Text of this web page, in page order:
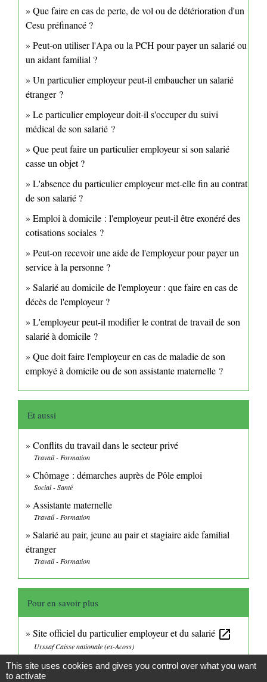
Que faire en cas de perte, de vol ou de détérioration d'un
Cesu préfinancé ?
Peut-on utiliser l'Apa ou la PCH pour payer un salarié ou
un aidant familial ?
Un particulier employeur peut-il embaucher un salarié
étranger ?
Le particulier employeur doit-il s'occuper du suivi
médical de son salarié ?
Que peut faire un particulier employeur si son salarié
casse un objet ?
L'absence du particulier employeur met-elle fin au contrat
de son salarié ?
Emploi à domicile : l'employeur peut-il être exonéré des
cotisations sociales ?
Peut-on recevoir une aide de l'employeur pour payer un
service à la personne ?
Salarié au domicile de l'employeur : que faire en cas de
décès de l'employeur ?
L'employeur peut-il modifier le contrat de travail de son
salarié à domicile ?
Que doit faire l'employeur en cas de maladie de son
employé à domicile ou de son assistante maternelle ?
Et aussi
Conflits du travail dans le secteur privé
Travail - Formation
Chômage : démarches auprès de Pôle emploi
Social - Santé
Assistante maternelle
Travail - Formation
Salarié au pair, jeune au pair et stagiaire aide familial
étranger
Travail - Formation
Pour en savoir plus
Site officiel du particulier employeur et du salarié open_in_new
Urssaf Caisse nationale (ex-Acoss)
Site des services à la personneopen_in_new
Ministère chargé des finances
This site uses cookies and gives you control over what you want
to activate